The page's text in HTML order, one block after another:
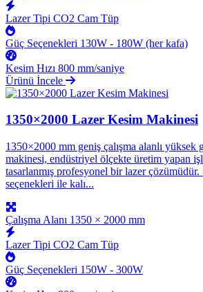
Lazer Tipi CO2 Cam Tüp
Güç Seçenekleri 130W - 180W (her kafa)
Kesim Hızı 800 mm/saniye
Ürünü İncele
1350×2000 Lazer Kesim Makinesi
1350×2000 mm geniş çalışma alanlı
makinesi, endüstriyel ölçekte üretim yapan
tasarlanmış profesyonel bir lazer
seçenekleri ile kalı...
Çalışma Alanı 1350 × 2000 mm
Lazer Tipi CO2 Cam Tüp
Güç Seçenekleri 150W - 300W